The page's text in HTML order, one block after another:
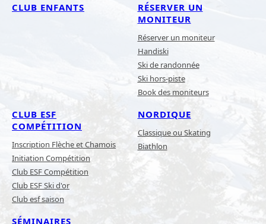
CLUB ENFANTS
RÉSERVER UN
MONITEUR
Réserver un moniteur
Handiski
Ski de randonnée
Ski hors-piste
Book des moniteurs
CLUB ESF
COMPÉTITION
Inscription Flèche et Chamois
Initiation Compétition
Club ESF Compétition
Club ESF Ski d'or
Club esf saison
NORDIQUE
Classique ou Skating
Biathlon
SÉMINAIRES